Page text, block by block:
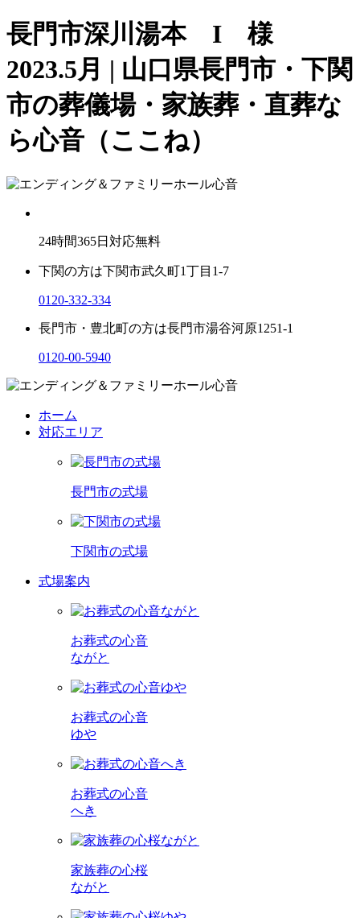
長門市深川湯本 I 様
2023.5月 | 山口県長門市・下関
市の葬儀場・家族葬・直葬な
ら心音（ここね）
24時間365日対応無料
下関の方は下関市武久町1丁目1-7
0120-332-334
長門市・豊北町の方は長門市湯谷河原1251-1
0120-00-5940
ホーム
対応エリア
長門市の式場
下関市の式場
式場案内
お葬式の心音
ながと
お葬式の心音
ゆや
お葬式の心音
へき
家族葬の心桜
ながと